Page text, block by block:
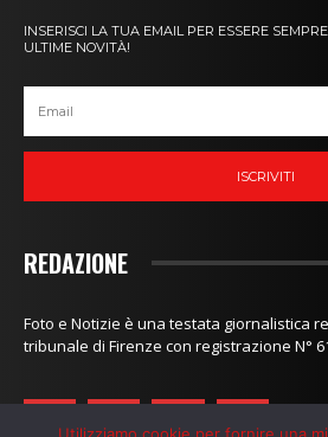
INSERISCI LA TUA EMAIL PER ESSERE
ULTIME NOVITÀ!
ISCRIVITI
REDAZIONE
Foto e Notizie è una testata giornalistica
tribunale di Firenze con registrazione N°